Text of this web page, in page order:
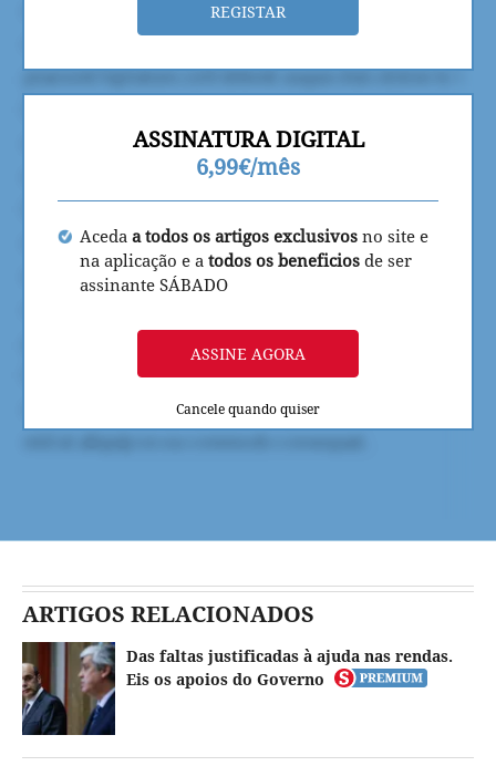
REGISTAR
ASSINATURA DIGITAL
6,99€/mês
Aceda a todos os artigos exclusivos no site e
na aplicação e a todos os beneficios de ser
assinante SÁBADO
ASSINE AGORA
Cancele quando quiser
ARTIGOS RELACIONADOS
Das faltas justificadas à ajuda nas rendas.
Eis os apoios do Governo